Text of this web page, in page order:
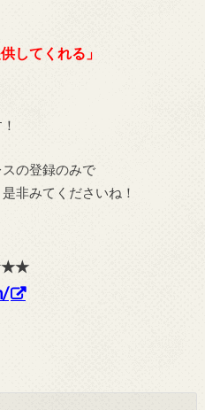
してくれる」
の登録のみで
非みてくださいね！